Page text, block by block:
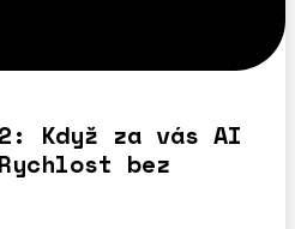
Když za vás AI
bez